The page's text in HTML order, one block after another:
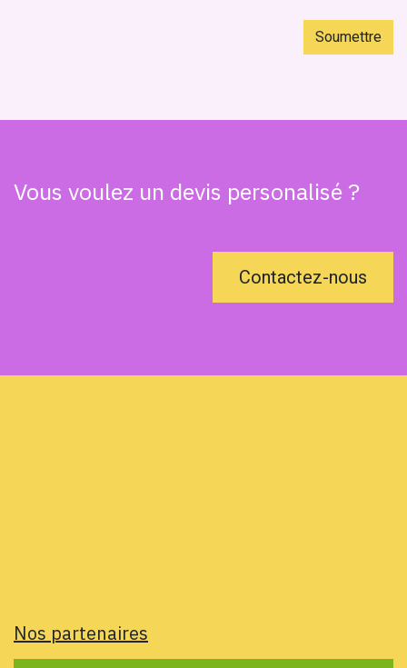
Soumettre
Vous voulez un devis personalisé ?
Contactez-nous
Nos partenaires